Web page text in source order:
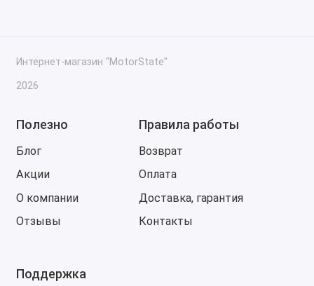
Интернет-магазин "MotorState"
2026
Полезно
Блог
Акции
О компании
Отзывы
Правила работы
Возврат
Оплата
Доставка, гарантия
Контакты
Поддержка